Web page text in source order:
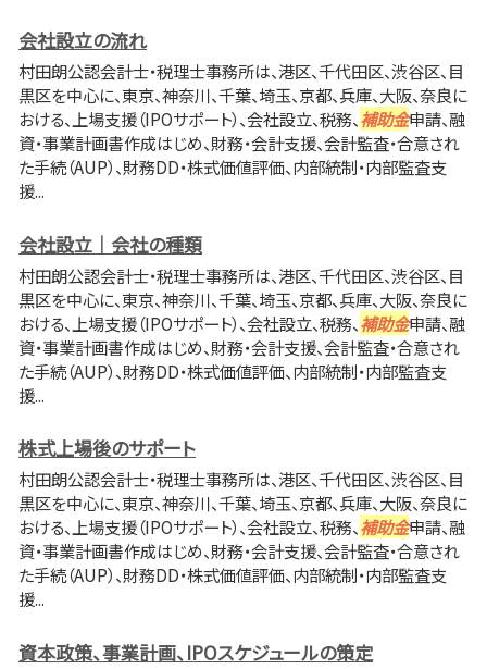
会社設立の流れ
村田朗公認会計士・税理士事務所は、港区、千代田区、渋谷区、目
黒区を中心に、東京、神奈川、千葉、埼玉、京都、兵庫、大阪、奈良に
おける、上場支援（IPOサポート）、会社設立、税務、補助金申請、融
資・事業計画書作成はじめ、財務・会計支援、会計監査・合意され
た手続（AUP）、財務DD・株式価値評価、内部統制・内部監査支
援...
会社設立｜会社の種類
村田朗公認会計士・税理士事務所は、港区、千代田区、渋谷区、目
黒区を中心に、東京、神奈川、千葉、埼玉、京都、兵庫、大阪、奈良に
おける、上場支援（IPOサポート）、会社設立、税務、補助金申請、融
資・事業計画書作成はじめ、財務・会計支援、会計監査・合意され
た手続（AUP）、財務DD・株式価値評価、内部統制・内部監査支
援...
株式上場後のサポート
村田朗公認会計士・税理士事務所は、港区、千代田区、渋谷区、目
黒区を中心に、東京、神奈川、千葉、埼玉、京都、兵庫、大阪、奈良に
おける、上場支援（IPOサポート）、会社設立、税務、補助金申請、融
資・事業計画書作成はじめ、財務・会計支援、会計監査・合意され
た手続（AUP）、財務DD・株式価値評価、内部統制・内部監査支
援...
資本政策、事業計画、IPOスケジュールの策定